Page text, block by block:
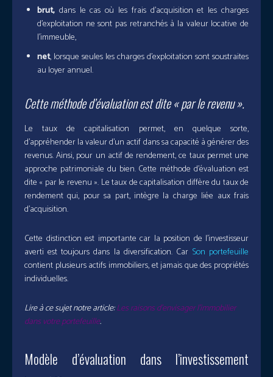
brut, dans le cas où les frais d’acquisition et les charges
d’exploitation ne sont pas retranchés à la valeur locative de
l’immeuble,
net, lorsque seules les charges d’exploitation sont soustraites
au loyer annuel.
Cette méthode d’évaluation est dite « par le revenu ».
Le taux de capitalisation permet, en quelque sorte,
d’appréhender la valeur d’un actif dans sa capacité à générer des
revenus. Ainsi, pour un actif de rendement, ce taux permet une
approche patrimoniale du bien. Cette méthode d’évaluation est
dite « par le revenu ». Le taux de capitalisation diffère du taux de
rendement qui, pour sa part, intègre la charge liée aux frais
d’acquisition.
Cette distinction est importante car la position de l’investisseur
averti est toujours dans la diversification. Car Son portefeuille
contient plusieurs actifs immobiliers, et jamais que des propriétés
individuelles.
Lire à ce sujet notre article:Les raisons d’envisager l’immobilier
dans votre portefeuille.
Modèle d’évaluation dans l’investissement